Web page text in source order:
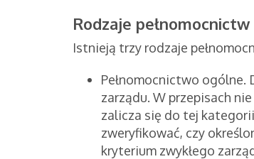
Rodzaje pełnomocnictw
Istnieją trzy rodzaje
Pełnomocnictwo ogólne.
zarządu. W przepisach
zalicza się do tej
zweryfikować, czy
kryterium zwykłego